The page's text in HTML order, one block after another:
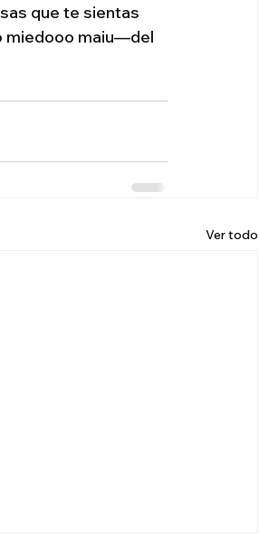
que te sientas
miedooo maiu—del
Ver todo